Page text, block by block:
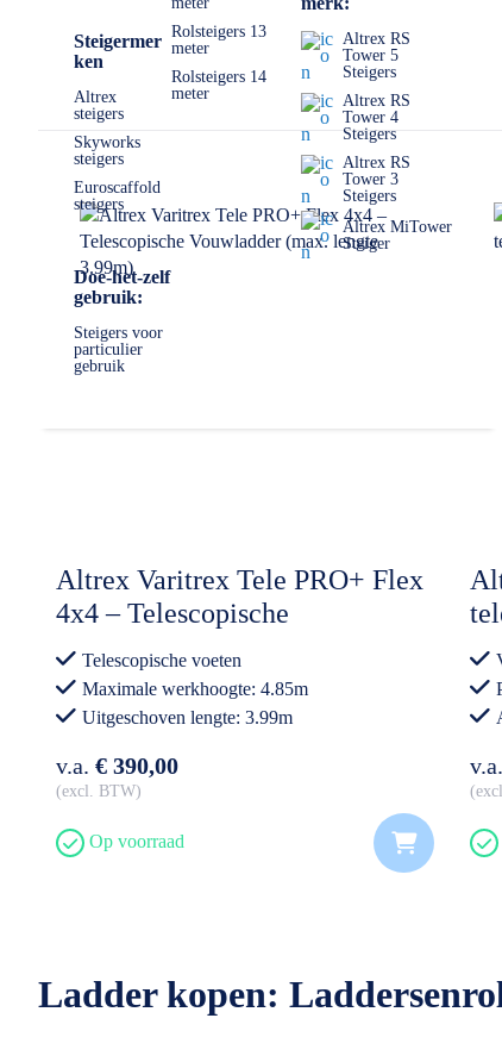
Steigermer
ken
Altrex
steigers
Skyworks
steigers
Euroscaffold
steigers
Doe-het-zelf
gebruik:
Steigers voor
particulier
gebruik
Rolsteigers 13
meter
Rolsteigers 14
meter
Altrex RS
Tower 5
Steigers
Altrex RS
Tower 4
Steigers
Altrex RS
Tower 3
Steigers
Altrex MiTower
Steiger
Mocht u er echt niet uitkomen, dan staan wij altijd voor
Altrex Varitrex Tele PRO+ Flex
4x4 – Telescopische
Vouwladder (max. lengte
3.99m)
Telescopische voeten
Maximale werkhoogte: 4.85m
Uitgeschoven lengte: 3.99m
v.a. € 390,00
excl. BTW
Op voorraad
v.a.
Ladder kopen: